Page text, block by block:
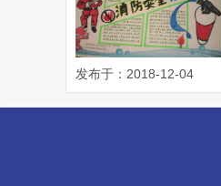
发布于：2018-12-04